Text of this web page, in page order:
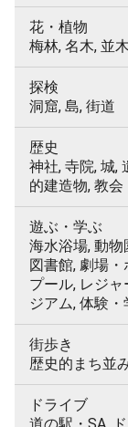
花・植物
梅林, 名木, 並
探検
洞窟, 島, 街道
歴史
神社, 寺院, 城,
的建造物, 教会
遊ぶ・学ぶ
海水浴場, 動物
図書館, 劇場・
プール, レジ
ジアム, 体験
街歩き
歴史的まち並
ドライブ